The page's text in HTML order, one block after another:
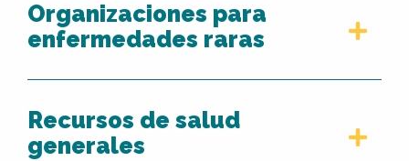
Organizaciones para
enfermedades raras
Recursos de salud
generales